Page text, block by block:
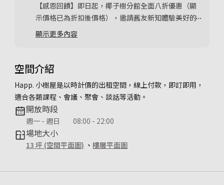
【感恩回饋】即日起，椰子樹分館全面八折優惠（顯
示價格已為折扣後價格），邀請舊友新知體驗美好的
時光！
當地住戶進出，感謝配合．
顯示更多內容
空間介紹
Happ. 小樹屋是以時計價的出租空間，線上付款，即訂即用，
適合各類課程、會議、聚會、談話等活動。
開放時段
週一 - 週日 08:00 - 22:00
場地大小
13 坪 (空間平面圖) 、樓層平面圖